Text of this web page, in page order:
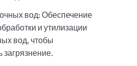
вод: Обеспечение
и утилизации
вод, чтобы
загрязнение.